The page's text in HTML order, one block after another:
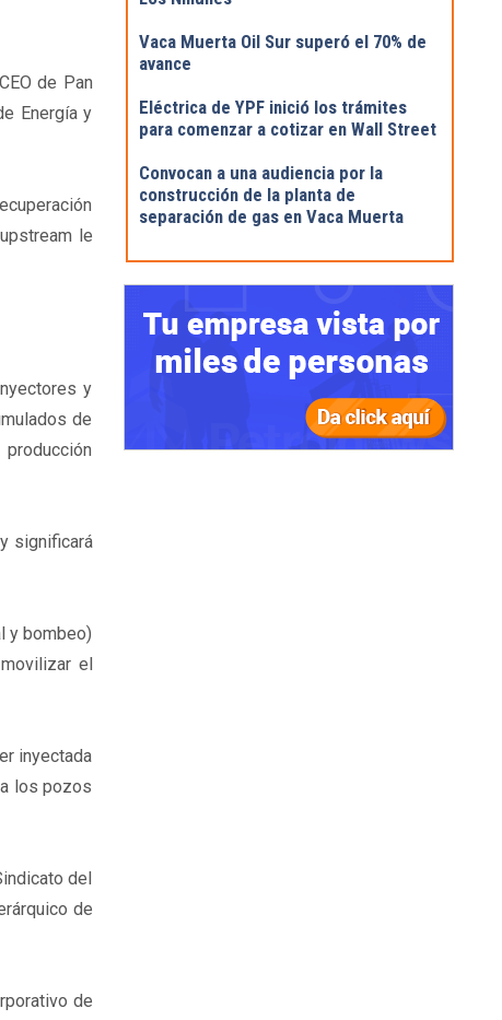
de Pan
Energía y
le
y
de
significará
y bombeo)
el
inyectada
los pozos
del
de
de
Vaca Muerta Oil Sur superó el 70% de
avance
Eléctrica de YPF inició los trámites
para comenzar a cotizar en Wall Street
Convocan a una audiencia por la
construcción de la planta de
separación de gas en Vaca Muerta